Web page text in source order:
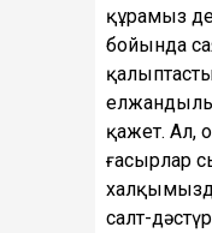
құрамыз
бойында
қажет. Ал,
ғасырлар
салт-